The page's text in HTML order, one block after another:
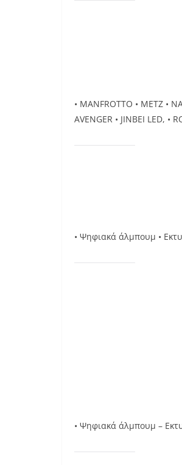
• MANFROTTO • METZ •
AVENGER • JINBEI LED, •
• Ψηφιακά άλμπουμ •
• Ψηφιακά άλμπουμ –